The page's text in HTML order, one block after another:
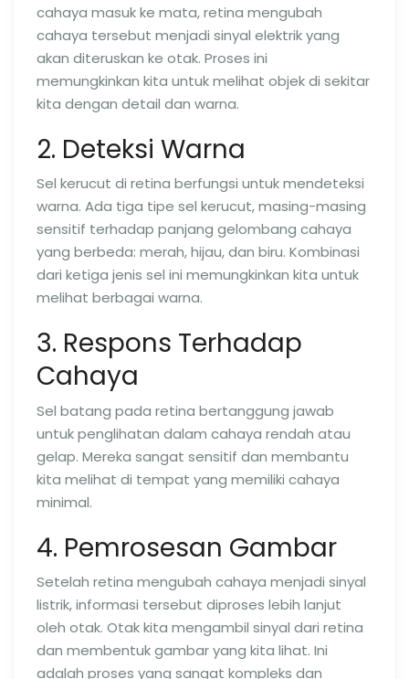
cahaya masuk ke mata, retina mengubah
cahaya tersebut menjadi sinyal elektrik yang
akan diteruskan ke otak. Proses ini
memungkinkan kita untuk melihat objek di sekitar
kita dengan detail dan warna.
2. Deteksi Warna
Sel kerucut di retina berfungsi untuk mendeteksi
warna. Ada tiga tipe sel kerucut, masing-masing
sensitif terhadap panjang gelombang cahaya
yang berbeda: merah, hijau, dan biru. Kombinasi
dari ketiga jenis sel ini memungkinkan kita untuk
melihat berbagai warna.
3. Respons Terhadap
Cahaya
Sel batang pada retina bertanggung jawab
untuk penglihatan dalam cahaya rendah atau
gelap. Mereka sangat sensitif dan membantu
kita melihat di tempat yang memiliki cahaya
minimal.
4. Pemrosesan Gambar
Setelah retina mengubah cahaya menjadi sinyal
listrik, informasi tersebut diproses lebih lanjut
oleh otak. Otak kita mengambil sinyal dari retina
dan membentuk gambar yang kita lihat. Ini
adalah proses yang sangat kompleks dan